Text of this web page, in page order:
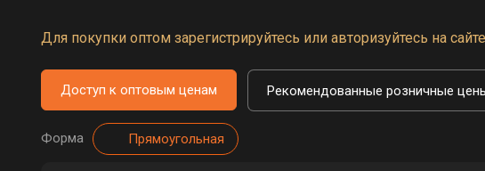
Для покупки оптом зарегистрируйтесь или авторизуйтесь на
Доступ к оптовым ценам Рекомендованные розничные
Форма Прямоугольная